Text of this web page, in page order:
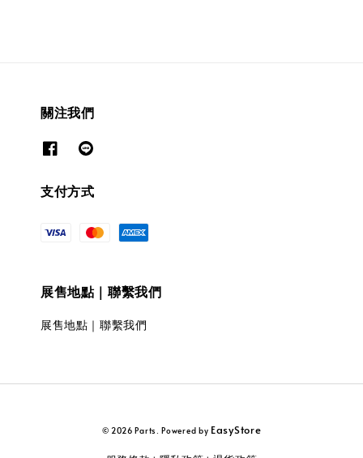
關注我們
支付方式
展售地點｜聯繫我們
展售地點｜聯繫我們
© 2026 Parts. Powered by EasyStore